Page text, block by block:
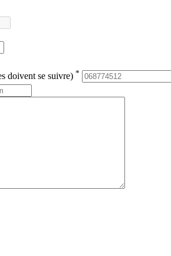
doivent se suivre) *